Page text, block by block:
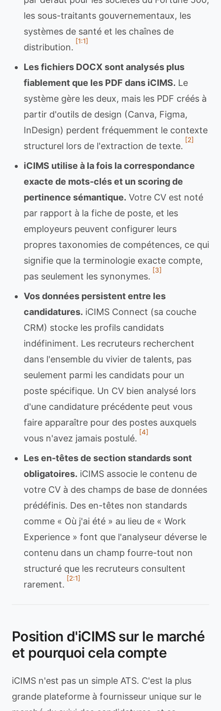
les sous-traitants gouvernementaux, les
systèmes de santé et les chaînes de
distribution.
[1:1]
Les fichiers DOCX sont analysés plus
fiablement que les PDF dans iCIMS. Le
système gère les deux, mais les PDF créés à
partir d'outils de design (Canva, Figma,
InDesign) perdent fréquemment le contexte
structurel lors de l'extraction de texte.
[2]
iCIMS utilise à la fois la correspondance
exacte de mots-clés et un scoring de
pertinence sémantique. Votre CV est noté
par rapport à la fiche de poste, et les
employeurs peuvent configurer leurs
propres taxonomies de compétences, ce qui
signifie que la terminologie exacte compte,
pas seulement les synonymes.
[3]
Vos données persistent entre les
candidatures. iCIMS Connect (sa couche
CRM) stocke les profils candidats
indéfiniment. Les recruteurs recherchent
dans l'ensemble du vivier de talents, pas
seulement parmi les candidats pour un
poste spécifique. Un CV bien analysé lors
d'une candidature précédente peut vous
faire apparaître pour des postes auxquels
vous n'avez jamais postulé.
[4]
Les en-têtes de section standards sont
obligatoires. iCIMS associe le contenu de
votre CV à des champs de base de données
prédéfinis. Des en-têtes non standards
comme « Où j'ai été » au lieu de « Work
Experience » font que l'analyseur déverse le
contenu dans un champ fourre-tout non
structuré que les recruteurs consultent
rarement.
[2:1]
Position d'iCIMS sur le marché
et pourquoi cela compte
iCIMS n'est pas un simple ATS. C'est la plus
grande plateforme à fournisseur unique sur le